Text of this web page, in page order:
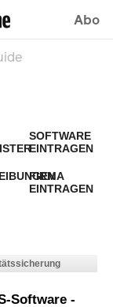
Abo
SOFTWARE
EINTRAGEN
FIRMA
EINTRAGEN
Software -